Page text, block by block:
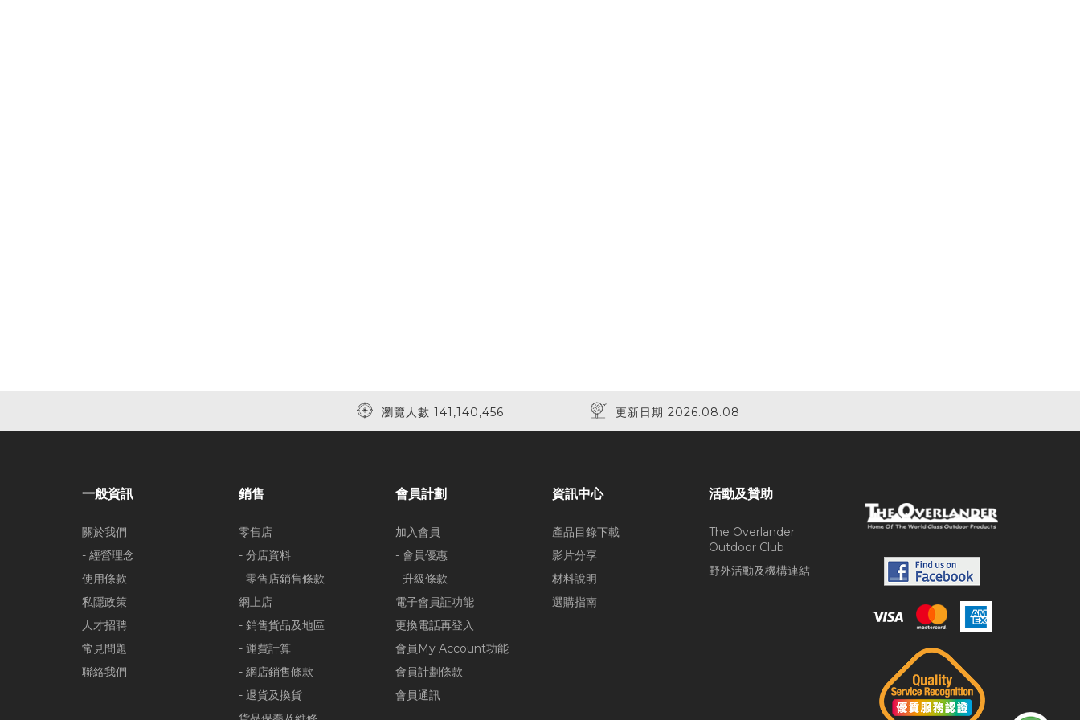
瀏覽人數 141,140,456 更新日期 2026.08.08
一般資訊
關於我們
- 經營理念
使用條款
私隱政策
人才招聘
常見問題
聯絡我們
銷售
零售店
- 分店資料
- 零售店銷售條款
網上店
- 銷售貨品及地區
- 運費計算
- 網店銷售條款
- 退貨及換貨
會員計劃
加入會員
- 會員優惠
- 升級條款
電子會員証功能
更換電話再登入
會員My Account功能
會員計劃條款
會員通訊
資訊中心
產品目錄下載
影片分享
材料說明
選購指南
活動及贊助
The Overlander
Outdoor Club
野外活動及機構連結